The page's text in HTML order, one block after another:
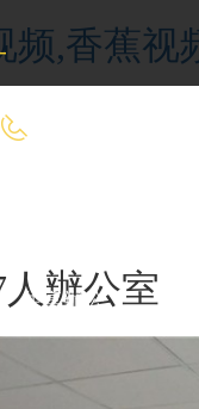
频,香蕉视
共享辦公
辦公室